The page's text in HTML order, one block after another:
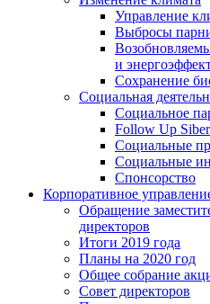
Управление
Выбросы
и
Сохранение
Социальная
Социальное
Follow Up
Социальные
Социальные
Спонсорство
Корпоративное
Обращение
директоров
Итоги 2019 года
Планы на 2020 год
Общее собрание
Совет директоров